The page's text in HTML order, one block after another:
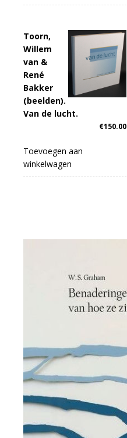
Toorn,
Willem
van &
René
Bakker
(beelden).
Van de lucht.
€150.00
Toevoegen aan
winkelwagen